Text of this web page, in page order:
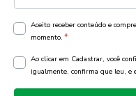
Aceito receber conteúdo e
momento. *
Ao clicar em Cadastrar, você
igualmente, confirma que leu, e